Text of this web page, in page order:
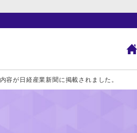
が日経産業新聞に掲載されました。